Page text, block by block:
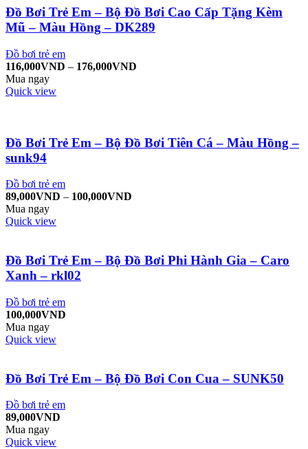
Đồ Bơi Trẻ Em – Bộ Đồ Bơi Cao Cấp Tặng Kèm
Mũ – Màu Hồng – DK289
Đồ bơi trẻ em
116,000VND – 176,000VND
Mua ngay
Quick view
Đồ Bơi Trẻ Em – Bộ Đồ Bơi Tiên Cá – Màu Hồng –
sunk94
Đồ bơi trẻ em
89,000VND – 100,000VND
Mua ngay
Quick view
Đồ Bơi Trẻ Em – Bộ Đồ Bơi Phi Hành Gia – Caro
Xanh – rkl02
Đồ bơi trẻ em
100,000VND
Mua ngay
Quick view
Đồ Bơi Trẻ Em – Bộ Đồ Bơi Con Cua – SUNK50
Đồ bơi trẻ em
89,000VND
Mua ngay
Quick view